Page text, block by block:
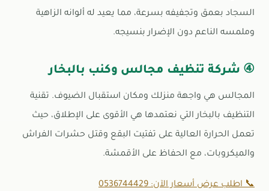
السجاد بعمق وتجفيفه بسرعة، مما يعيد له ألوانه الزاهية
وملمسه الناعم دون الإضرار بنسيجه.
④ شركة تنظيف مجالس وكنب بالبخار
المجالس هي واجهة منزلك ومكان استقبال الضيوف. تقنية
التنظيف بالبخار التي نعتمدها هي الأقوى على الإطلاق، حيث
تعمل الحرارة العالية على تفتيت البقع وقتل حشرات الفراش
والميكروبات، مع الحفاظ على الأقمشة.
📞 اطلب عرض أسعار الآن: 0536744429